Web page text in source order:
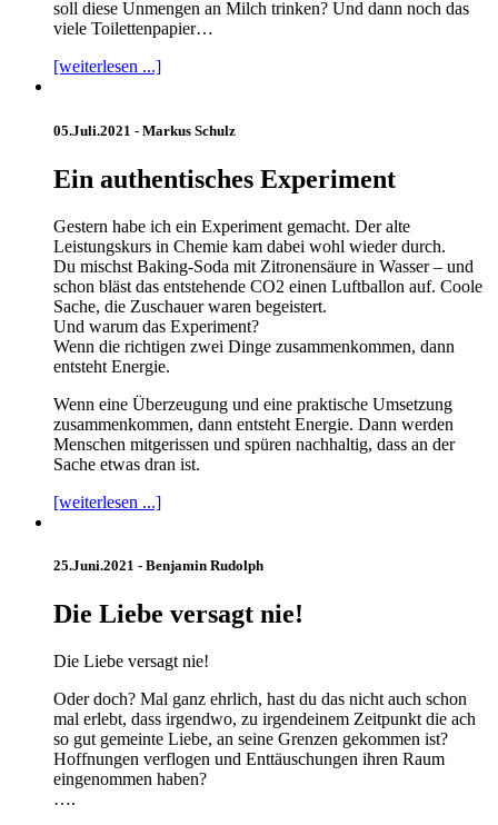
soll diese Unmengen an Milch trinken? Und dann noch das
viele Toilettenpapier…
[weiterlesen ...]
05.Juli.2021 - Markus Schulz
Ein authentisches Experiment
Gestern habe ich ein Experiment gemacht. Der alte
Leistungskurs in Chemie kam dabei wohl wieder durch.
Du mischst Baking-Soda mit Zitronensäure in Wasser – und
schon bläst das entstehende CO2 einen Luftballon auf. Coole
Sache, die Zuschauer waren begeistert.
Und warum das Experiment?
Wenn die richtigen zwei Dinge zusammenkommen, dann
entsteht Energie.
Wenn eine Überzeugung und eine praktische Umsetzung
zusammenkommen, dann entsteht Energie. Dann werden
Menschen mitgerissen und spüren nachhaltig, dass an der
Sache etwas dran ist.
[weiterlesen ...]
25.Juni.2021 - Benjamin Rudolph
Die Liebe versagt nie!
Die Liebe versagt nie!
Oder doch? Mal ganz ehrlich, hast du das nicht auch schon
mal erlebt, dass irgendwo, zu irgendeinem Zeitpunkt die ach
so gut gemeinte Liebe, an seine Grenzen gekommen ist?
Hoffnungen verflogen und Enttäuschungen ihren Raum
eingenommen haben?
….